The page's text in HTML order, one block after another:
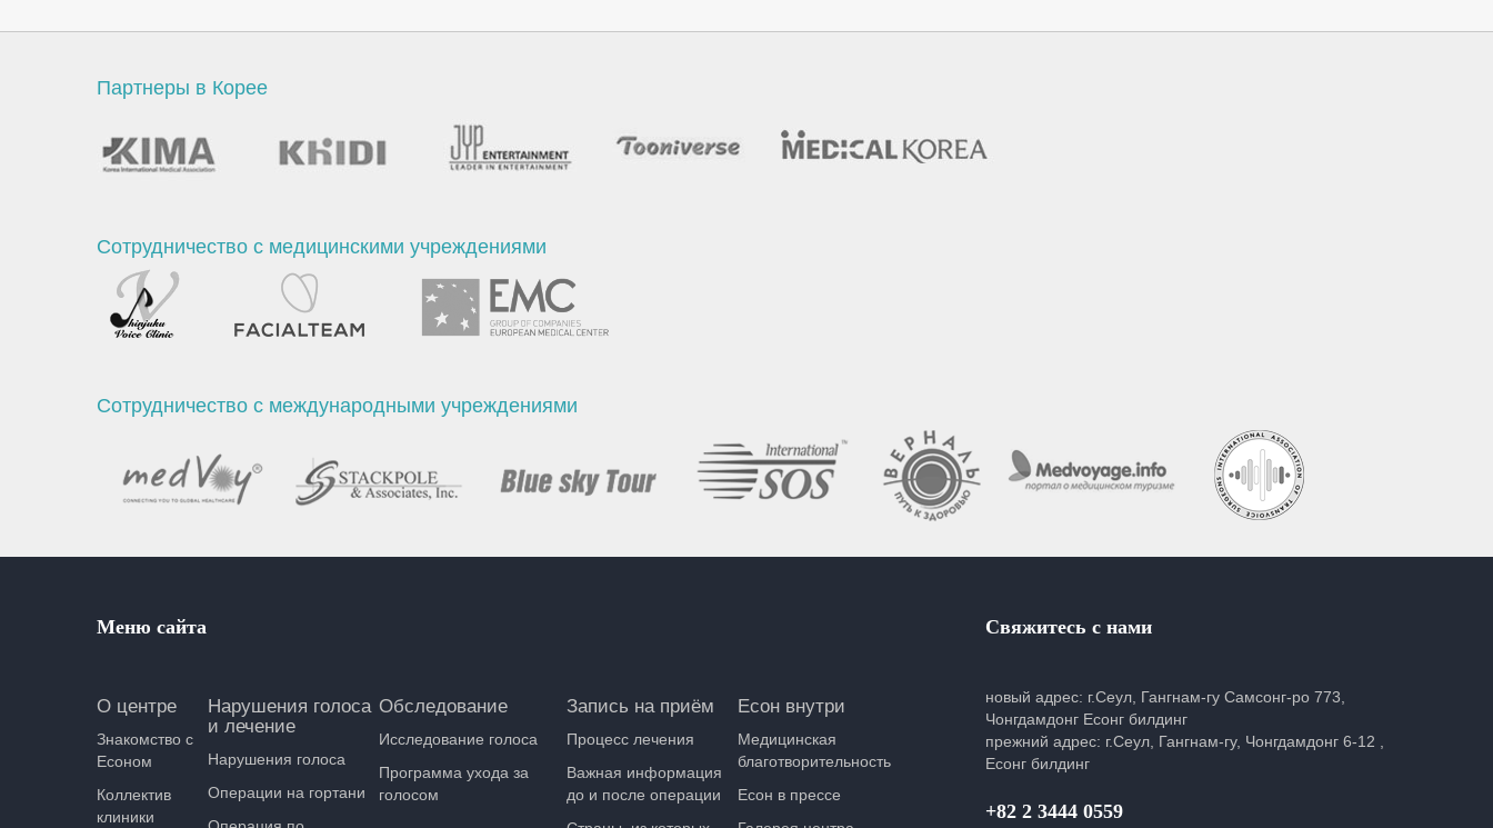
Партнеры в Корее
Сотрудничество с медицинскими учреждениями
Сотрудничество с международными учреждениями
Меню сайта
О центре
Знакомство с
Есоном
Коллектив
клиники
Нарушения голоса
и лечение
Нарушения голоса
Операции на гортани
Обследование
Исследование голоса
Программа ухода за
голосом
Запись на приём
Процесс лечения
Важная информация
до и после операции
Есон внутри
Медицинская
благотворительность
Есон в прессе
Свяжитесь с нами
новый адрес: г.Сеул, Гангнам-гу Самсонг-ро 773,
Чонгдамдонг Есонг билдинг
прежний адрес: г.Сеул, Гангнам-гу, Чонгдамдонг 6-12 ,
Есонг билдинг
+82 2 3444 0559